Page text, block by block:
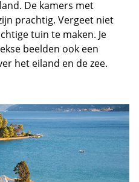
De kamers met
prachtig. Vergeet niet
tuin te maken. Je
beelden ook een
het eiland en de zee.